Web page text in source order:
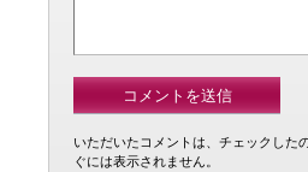
いただいたコメントは、チェックした
ぐには表示されません。